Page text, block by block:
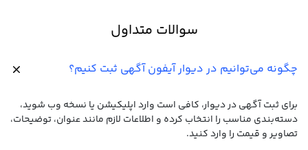
سوالات متداول
چگونه می‌توانیم در دیوار آیفون آگهی ثبت کنیم؟
برای ثبت آگهی در دیوار، کافی است وارد اپلیکیشن یا نسخه وب شوید،
دسته‌بندی مناسب را انتخاب کرده و اطلاعات لازم مانند عنوان، توضیحات،
تصاویر و قیمت را وارد کنید.